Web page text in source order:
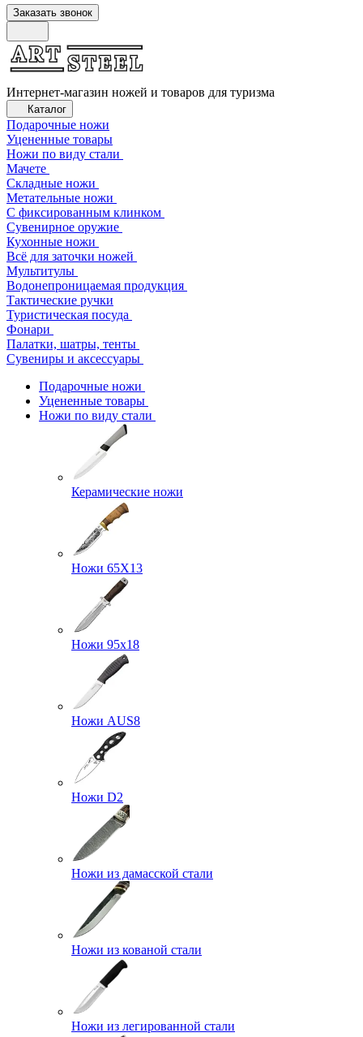
Заказать звонок
Интернет-магазин ножей и товаров для туризма
Каталог
Подарочные ножи
Уцененные товары
Ножи по виду стали
Мачете
Складные ножи
Метательные ножи
С фиксированным клинком
Сувенирное оружие
Кухонные ножи
Всё для заточки ножей
Мультитулы
Водонепроницаемая продукция
Тактические ручки
Туристическая посуда
Фонари
Палатки, шатры, тенты
Сувениры и аксессуары
Подарочные ножи
Уцененные товары
Ножи по виду стали
Керамические ножи
Ножи 65Х13
Ножи 95х18
Ножи AUS8
Ножи D2
Ножи из дамасской стали
Ножи из кованой стали
Ножи из легированной стали